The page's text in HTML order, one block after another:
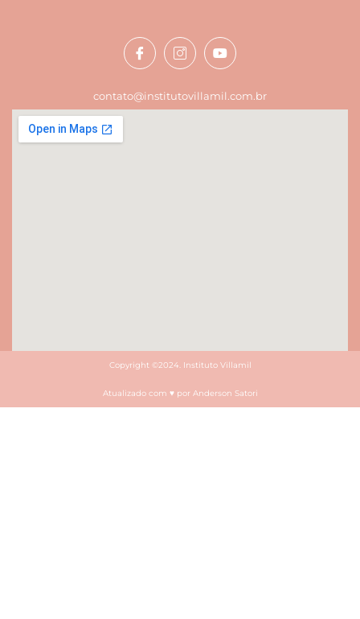
contato@institutovillamil.com.br
Copyright ©2024. Instituto Villamil
Atualizado com ♥ por Anderson Satori